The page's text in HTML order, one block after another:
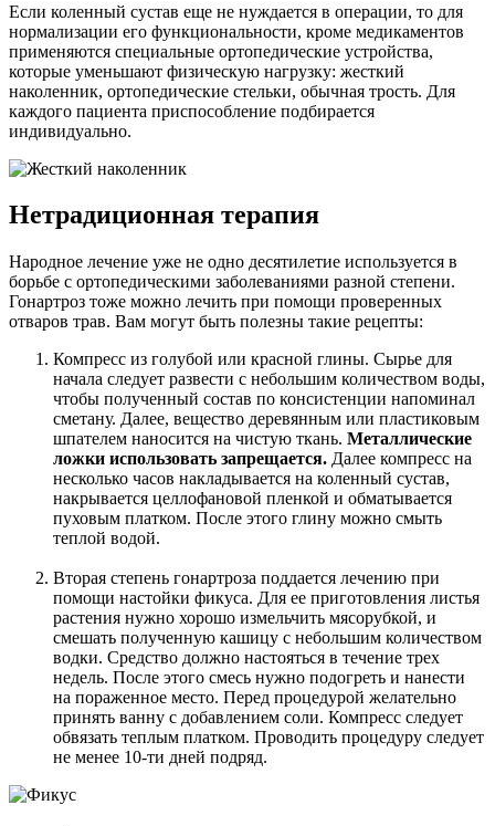
Если коленный сустав еще не нуждается в операции, то для
нормализации его функциональности, кроме медикаментов
применяются специальные ортопедические устройства,
которые уменьшают физическую нагрузку: жесткий
наколенник, ортопедические стельки, обычная трость. Для
каждого пациента приспособление подбирается
индивидуально.
Нетрадиционная терапия
Народное лечение уже не одно десятилетие используется в
борьбе с ортопедическими заболеваниями разной степени.
Гонартроз тоже можно лечить при помощи проверенных
отваров трав. Вам могут быть полезны такие рецепты:
Компресс из голубой или красной глины. Сырье для
начала следует развести с небольшим количеством воды,
чтобы полученный состав по консистенции напоминал
сметану. Далее, вещество деревянным или пластиковым
шпателем наносится на чистую ткань. Металлические
ложки использовать запрещается. Далее компресс на
несколько часов накладывается на коленный сустав,
накрывается целлофановой пленкой и обматывается
пуховым платком. После этого глину можно смыть
теплой водой.
Вторая степень гонартроза поддается лечению при
помощи настойки фикуса. Для ее приготовления листья
растения нужно хорошо измельчить мясорубкой, и
смешать полученную кашицу с небольшим количеством
водки. Средство должно настояться в течение трех
недель. После этого смесь нужно подогреть и нанести
на пораженное место. Перед процедурой желательно
принять ванну с добавлением соли. Компресс следует
обвязать теплым платком. Проводить процедуру следует
не менее 10-ти дней подряд.